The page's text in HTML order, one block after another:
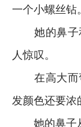
一个小螺丝钻。
她的鼻子和
人惊叹。
在高大而弯
发颜色还要浓
她的鼻子从